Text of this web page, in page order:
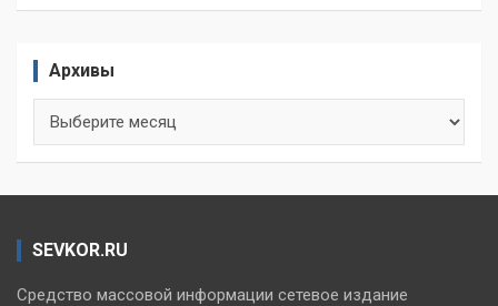
Архивы
SEVKOR.RU
Средство массовой информации сетевое издание